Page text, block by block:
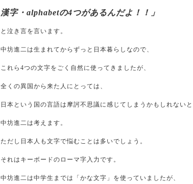
漢字・alphabetの4つがあるんだよ！！」
と泣き言を言います。
中坊進二は生まれてからずっと日本暮らしなので、
これら4つの文字をごく自然に使ってきましたが、
全くの異国から来た人にとっては、
日本という国の言語は摩訶不思議に感じてしまうかもしれない
中坊進二は考えます。
ただし日本人も文字で悩むことは多いでしょう。
それはキーボードのローマ字入力です。
中坊進二は中学生までは「かな文字」を使っていましたが、